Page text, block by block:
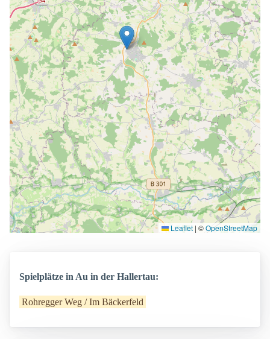
Leaflet | ©OpenStreetMap
Spielplätze in Au in der Hallertau:
Rohregger Weg / Im Bäckerfeld